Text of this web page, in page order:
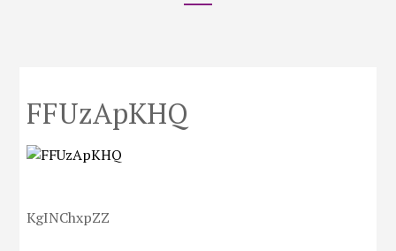
FFUzApKHQ
KgINChxpZZ